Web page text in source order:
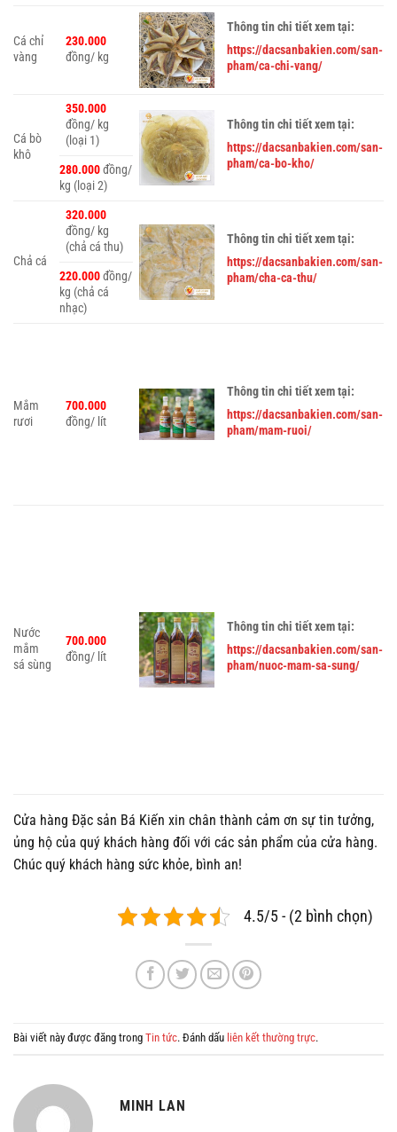
Cá chỉ
vàng
230.000
đồng/ kg
Thông tin chi tiết xem tại:
https://dacsanbakien.com/san-
pham/ca-chi-vang/
Cá bò
khô
350.000
đồng/ kg
(loại 1)
Thông tin chi tiết xem tại:
https://dacsanbakien.com/san-
pham/ca-bo-kho/
280.000đồng/
kg (loại 2)
Chả cá
320.000
đồng/ kg
(chả cá thu)
Thông tin chi tiết xem tại:
https://dacsanbakien.com/san-
pham/cha-ca-thu/
220.000đồng/
kg (chả cá
nhạc)
Mắm
rươi
700.000
đồng/ lít
Thông tin chi tiết xem tại:
https://dacsanbakien.com/san-
pham/mam-ruoi/
Nước
mắm
sá sùng
700.000
đồng/ lít
Thông tin chi tiết xem tại:
https://dacsanbakien.com/san-
pham/nuoc-mam-sa-sung/
Cửa hàng Đặc sản Bá Kiến xin chân thành cảm ơn sự tin tưởng,
ủng hộ của quý khách hàng đối với các sản phẩm của cửa hàng.
Chúc quý khách hàng sức khỏe, bình an!
4.5/5 - (2 bình chọn)
Bài viết này được đăng trong Tin tức. Đánh dấu liên kết thường trực.
MINH LAN